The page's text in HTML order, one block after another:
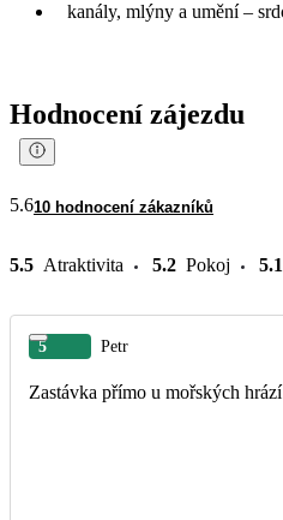
kanály, mlýny a umění –
Hodnocení zájezdu
5.610 hodnocení zákazníků
5.5 Atraktivita 5.2 Pokoj 5.1
5 Petr
Zastávka přímo u mořských